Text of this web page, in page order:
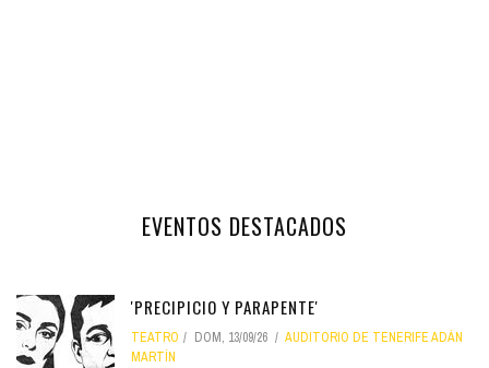
EVENTOS DESTACADOS
'PRECIPICIO Y PARAPENTE'
TEATRO DOM, 13/09/26
AUDITORIO DE TENERIFE ADÁN
MARTÍN